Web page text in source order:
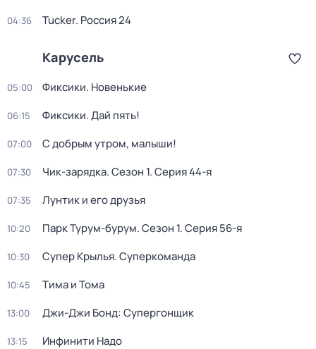
04:36 Tucker. Россия 24
Карусель
05:00 Фиксики. Новенькие
06:15 Фиксики. Дай пять!
07:00 С добрым утром, малыши!
07:30 Чик-зарядка. Сезон 1. Серия 44-я
07:35 Лунтик и его друзья
10:20 Парк Турум-бурум. Сезон 1. Серия 56-я
10:30 Супер Крылья. Суперкоманда
10:45 Тима и Тома
13:00 Джи-Джи Бонд: Супергонщик
13:15 Инфинити Надо